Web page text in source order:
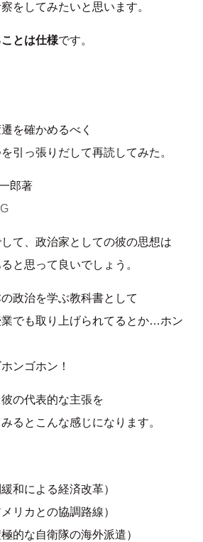
をしてみたいと思います。
とは仕様です。
を確かめるべく
引っ張りだして再読してみた。
郎著
て、政治家としての彼の思想は
と思って良いでしょう。
政治を学ぶ教科書として
でも取り上げられてるとか…ホン
ンゴホン！
の代表的な主張を
るとこんな感じになります。
和による経済改革）
リカとの協調路線）
的な自衛隊の海外派遣）